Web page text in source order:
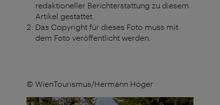
redaktioneller Berichterstattung zu diesem
Artikel gestattet.
Das Copyright für dieses Foto muss mit
dem Foto veröffentlicht werden.
© WienTourismus/Hermann Höger